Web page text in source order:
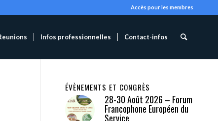
Accès pour les membres
Infos professionnelles Contact-infos
ÉVÈNEMENTS ET CONGRÈS
28-30 Août 2026 – Forum
Francophone Européen du
Service